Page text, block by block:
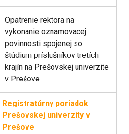
Opatrenie rektora na
vykonanie oznamovacej
povinnosti spojenej so
štúdium príslušníkov tretích
krajín na Prešovskej univerzite
v Prešove
Registratúrny poriadok
Prešovskej univerzity v
Prešove